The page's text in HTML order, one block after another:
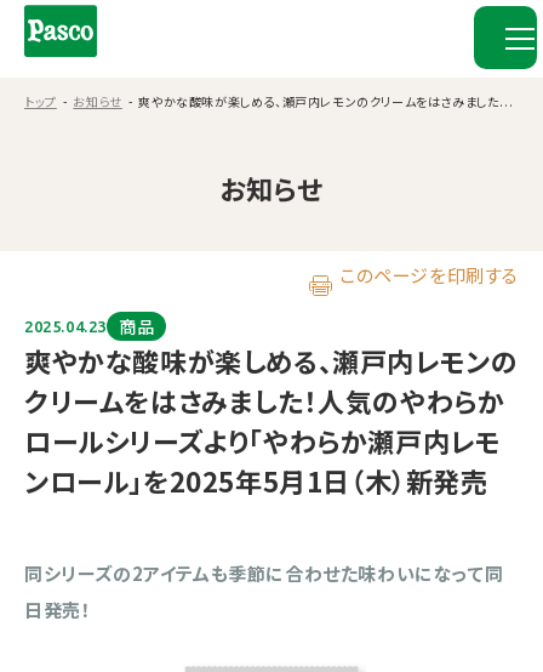
トップ お知らせ 爽やかな酸味が楽しめる、瀬戸内レモンのクリームをはさみました...
お知らせ
爽やかな酸味が楽しめる、瀬戸内レモンの
クリームをはさみました！人気のやわらか
ロールシリーズより「やわらか瀬戸内レモ
ンロール」を2025年5月1日（木）新発売
2025.04.23 商品
このページを印刷する
同シリーズの2アイテムも季節に合わせた味わいになって同
日発売！